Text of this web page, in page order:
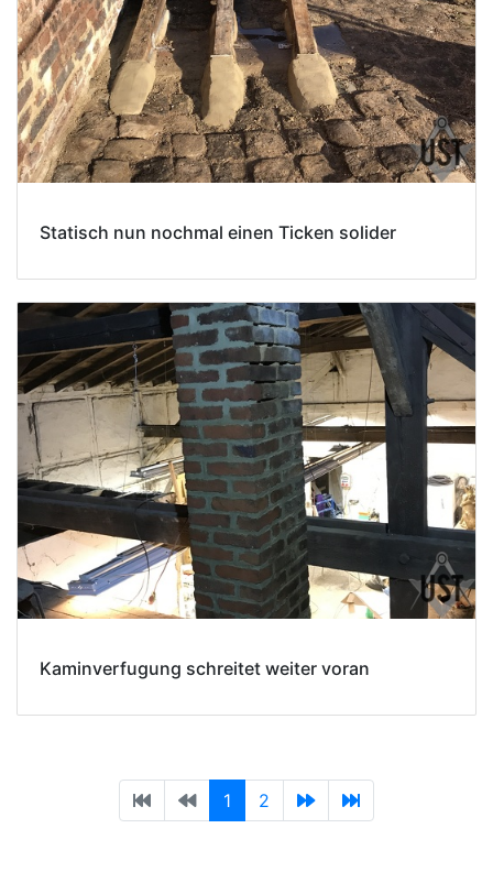
Statisch nun nochmal einen Ticken solider
Kaminverfugung schreitet weiter voran
1 2